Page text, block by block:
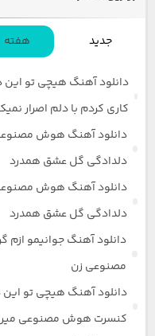
جدید هفته
دانلود آهنگ هیچی تو این
کاری کردم با دلم اصرار
دانلود آهنگ هوش
دلدادگی گل عشق همدرد
دانلود آهنگ هوش
دلدادگی گل عشق همدرد
دانلود آهنگ جوانیمو
مصنوعی زن
دانلود آهنگ هیچی تو
کنسرت هوش مصنوعی